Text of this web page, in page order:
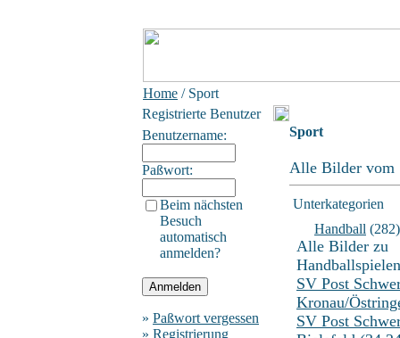
Home / Sport
Registrierte Benutzer
Benutzername:
Paßwort:
Beim nächsten
Besuch
automatisch
anmelden?
» Paßwort vergessen
» Registrierung
Sport
Alle Bilder vom
Unterkategorien
Handball (282)
Alle Bilder zu
Handballspielen
SV Post
Kronau/
SV Post